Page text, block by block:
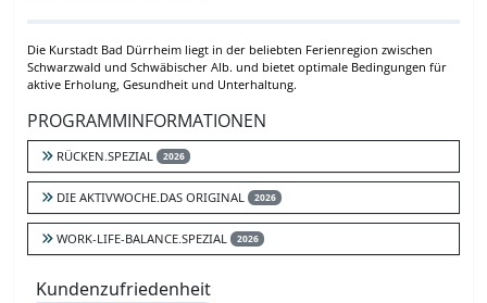
Die Kurstadt Bad Dürrheim liegt in der beliebten Ferienregion zwischen
Schwarzwald und Schwäbischer Alb. und bietet optimale Bedingungen für
aktive Erholung, Gesundheit und Unterhaltung.
PROGRAMMINFORMATIONEN
RÜCKEN.SPEZIAL 2026
DIE AKTIVWOCHE.DAS ORIGINAL 2026
WORK-LIFE-BALANCE.SPEZIAL 2026
Kundenzufriedenheit